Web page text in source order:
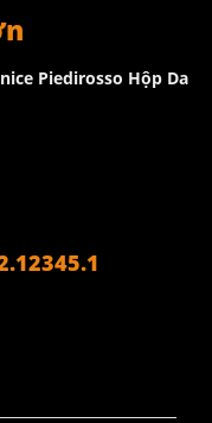
Piedirosso Hộp Da